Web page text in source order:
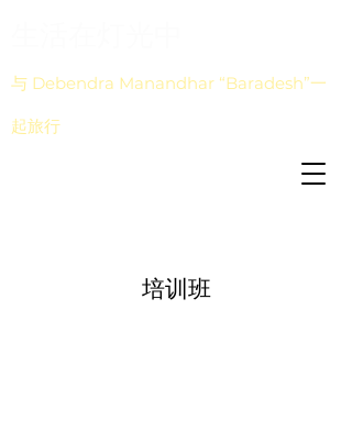
与 Debendra Manandhar “Baradesh”一
起旅行
培训班